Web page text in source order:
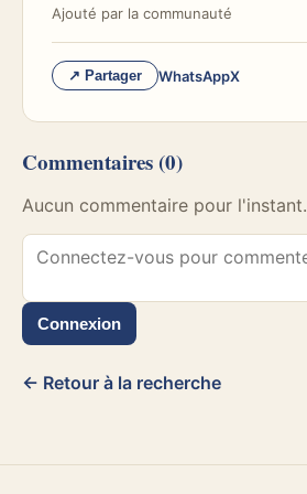
Ajouté par la communauté
↗ Partager WhatsAppX
Commentaires (0)
Aucun commentaire pour l'instant.
Connexion
← Retour à la recherche